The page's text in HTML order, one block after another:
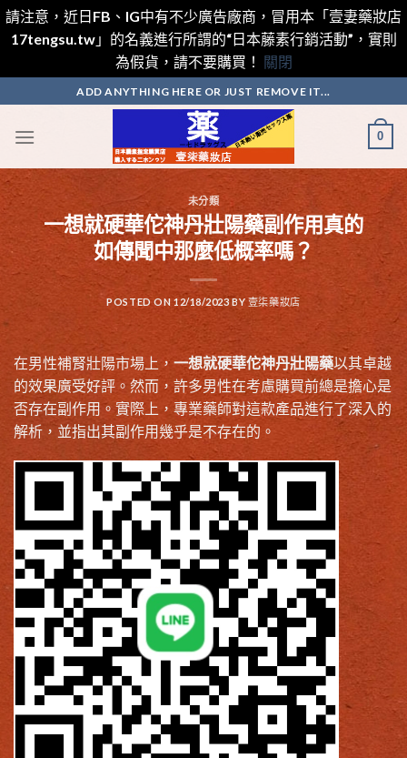
請注意，近日FB、IG中有不少廣告廠商，冒用本「壹妻藥妝店
17tengsu.tw」的名義進行所謂的“日本藤素行銷活動”，實則
為假貨，請不要購買！ 關閉
to
content
ADD ANYTHING HERE OR JUST REMOVE IT...
0
未分類
一想就硬華佗神丹壯陽藥副作用真的
如傳聞中那麼低概率嗎？
POSTED ON 12/18/2023BY 壹柒藥妝店
在男性補腎壯陽市場上， 一想就硬華佗神丹壯陽藥以其卓越
的效果廣受好評。然而，許多男性在考慮購買前總是擔心是
否存在副作用。實際上，專業藥師對這款產品進行了深入的
解析，並指出其副作用幾乎是不存在的。